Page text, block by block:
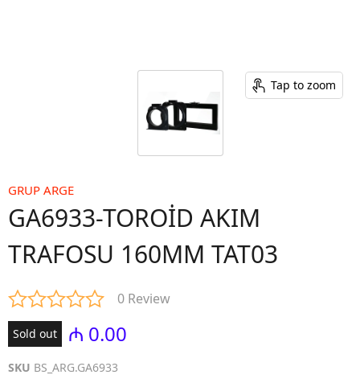
Tap to zoom
GRUP ARGE
GA6933-TOROİD AKIM
TRAFOSU 160MM TAT03
0 Review
Sold out ₼ 0.00
SKU BS_ARG.GA6933